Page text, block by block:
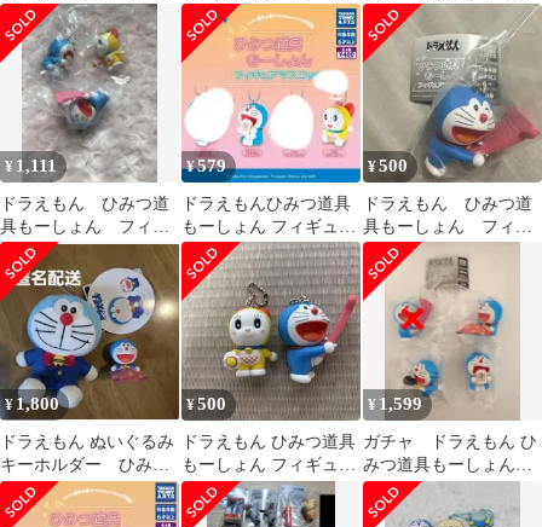
マスコット ドラミ ガチ
ャ
マスコット ドラミ
アマスコット
¥ 1,111
ドラえもん ひみつ道
具もーしょん フィギ
ュアマスコットキーホ
ルダー ガチャガチャ
¥579
ドラえもんひみつ道具
もーしょん フィギュア
マスコット 2体セット
¥500
ドラえもん ひみつ道
具もーしょん フィギ
ュアマスコットキーホ
ルダー ガチャガチャ
¥ 1,800
ドラえもん ぬいぐるみ
キーホルダー ひみつ
道具もーしょん タイ
ムふろしき ガチャ
¥500
ドラえもん ひみつ道具
もーしょん フィギュア
マスコット 2個
¥ 1,599
ガチャ ドラえもん ひ
みつ道具もーしょん
1&2 4種セット